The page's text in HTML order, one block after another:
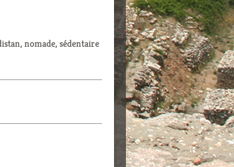
nomade, sédentaire